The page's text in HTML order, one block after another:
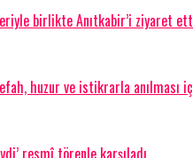
birlikte Anıtkabir’i ziyaret
huzur ve istikrarla anılması